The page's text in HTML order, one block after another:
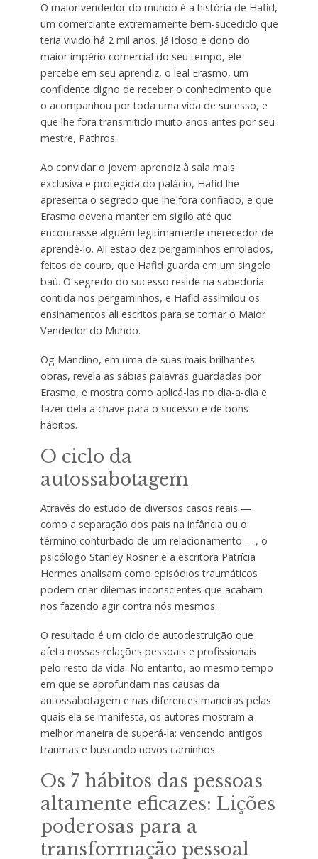
O maior vendedor do mundo é a história de Hafid,
um comerciante extremamente bem-sucedido que
teria vivido há 2 mil anos. Já idoso e dono do
maior império comercial do seu tempo, ele
percebe em seu aprendiz, o leal Erasmo, um
confidente digno de receber o conhecimento que
o acompanhou por toda uma vida de sucesso, e
que lhe fora transmitido muito anos antes por seu
mestre, Pathros.
Ao convidar o jovem aprendiz à sala mais
exclusiva e protegida do palácio, Hafid lhe
apresenta o segredo que lhe fora confiado, e que
Erasmo deveria manter em sigilo até que
encontrasse alguém legitimamente merecedor de
aprendê-lo. Ali estão dez pergaminhos enrolados,
feitos de couro, que Hafid guarda em um singelo
baú. O segredo do sucesso reside na sabedoria
contida nos pergaminhos, e Hafid assimilou os
ensinamentos ali escritos para se tornar o Maior
Vendedor do Mundo.
Og Mandino, em uma de suas mais brilhantes
obras, revela as sábias palavras guardadas por
Erasmo, e mostra como aplicá-las no dia-a-dia e
fazer dela a chave para o sucesso e de bons
hábitos.
O ciclo da
autossabotagem
Através do estudo de diversos casos reais —
como a separação dos pais na infância ou o
término conturbado de um relacionamento —, o
psicólogo Stanley Rosner e a escritora Patrícia
Hermes analisam como episódios traumáticos
podem criar dilemas inconscientes que acabam
nos fazendo agir contra nós mesmos.
O resultado é um ciclo de autodestruição que
afeta nossas relações pessoais e profissionais
pelo resto da vida. No entanto, ao mesmo tempo
em que se aprofundam nas causas da
autossabotagem e nas diferentes maneiras pelas
quais ela se manifesta, os autores mostram a
melhor maneira de superá-la: vencendo antigos
traumas e buscando novos caminhos.
Os 7 hábitos das pessoas
altamente eficazes: Lições
poderosas para a
transformação pessoal